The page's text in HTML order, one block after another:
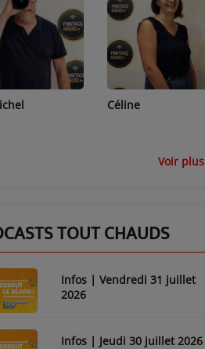
Céline
Voir plus
TOUT CHAUDS
Infos | Vendredi 31 juillet
2026
Infos | Jeudi 30 juillet 2026